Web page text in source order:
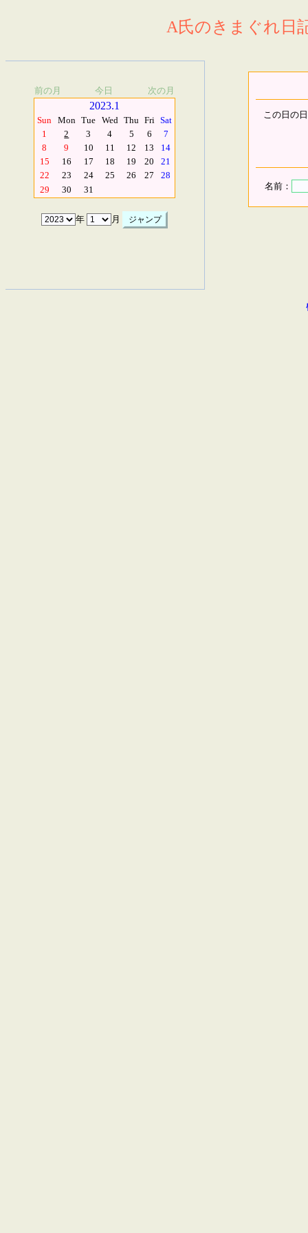
A氏のきまぐれ日
前の月 今日 次の月
2023.1
Sun Mon Tue Wed Thu Fri Sat
1
2 3 4 5 6
7
8
9 10 11 12 13
14
15
16 17 18 19 20
21
22
23 24 25 26 27
28
29
30 31
年 月
この日の
名前：